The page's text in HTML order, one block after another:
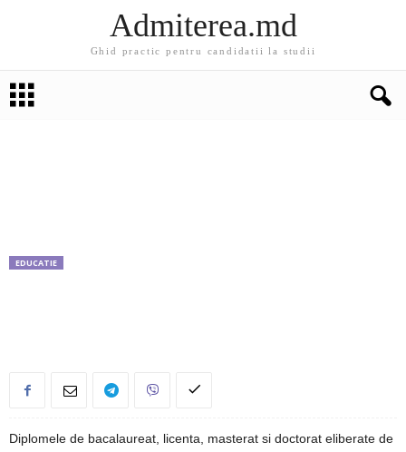
Admiterea.md
Ghid practic pentru candidatii la studii
EDUCATIE
Diplomele de bacalaureat, licenta, masterat si doctorat eliberate de